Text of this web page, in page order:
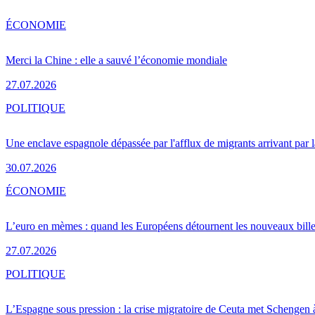
Merci la Chine : elle a sauvé l’économie mondiale
27.07.2026
ÉCONOMIE
Une enclave espagnole dépassée par l'afflux de migrants arrivant par
30.07.2026
POLITIQUE
L’euro en mèmes : quand les Européens détournent les nouveaux
27.07.2026
ÉCONOMIE
L’Espagne sous pression : la crise migratoire de Ceuta met Schengen
POLITIQUE